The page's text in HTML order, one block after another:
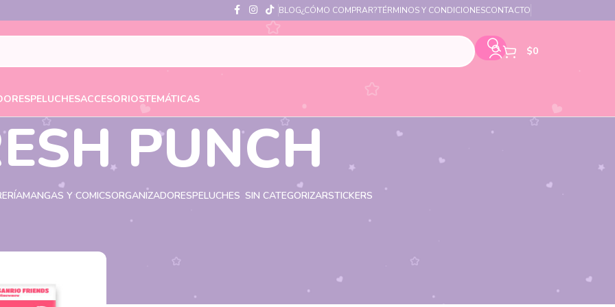
BLOG¿CÓMO COMPRAR?TÉRMINOS Y CONDICIONESCONTACTO
$0
PELUCHESACCESORIOSTEMÁTICAS
PUNCH
MANGAS Y COMICSORGANIZADORESPELUCHES SIN CATEGORIZARSTICKERS
“FRESH PUNCH”